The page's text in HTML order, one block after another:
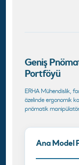
Geniş
Portföyü
ERHA Mühendislik,
özelinde ergonomik
pnömatik
Ana Model